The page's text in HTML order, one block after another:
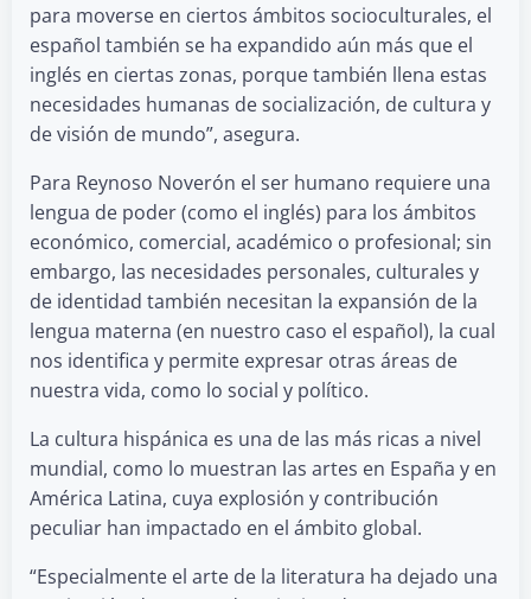
para moverse en ciertos ámbitos socioculturales, el
español también se ha expandido aún más que el
inglés en ciertas zonas, porque también llena estas
necesidades humanas de socialización, de cultura y
de visión de mundo”, asegura.
Para Reynoso Noverón el ser humano requiere una
lengua de poder (como el inglés) para los ámbitos
económico, comercial, académico o profesional; sin
embargo, las necesidades personales, culturales y
de identidad también necesitan la expansión de la
lengua materna (en nuestro caso el español), la cual
nos identifica y permite expresar otras áreas de
nuestra vida, como lo social y político.
La cultura hispánica es una de las más ricas a nivel
mundial, como lo muestran las artes en España y en
América Latina, cuya explosión y contribución
peculiar han impactado en el ámbito global.
“Especialmente el arte de la literatura ha dejado una